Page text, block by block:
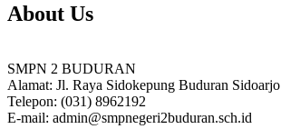
About Us
SMPN 2 BUDURAN
Alamat: Jl. Raya Sidokepung Buduran Sidoarjo
Telepon: (031) 8962192
E-mail: admin@smpnegeri2buduran.sch.id